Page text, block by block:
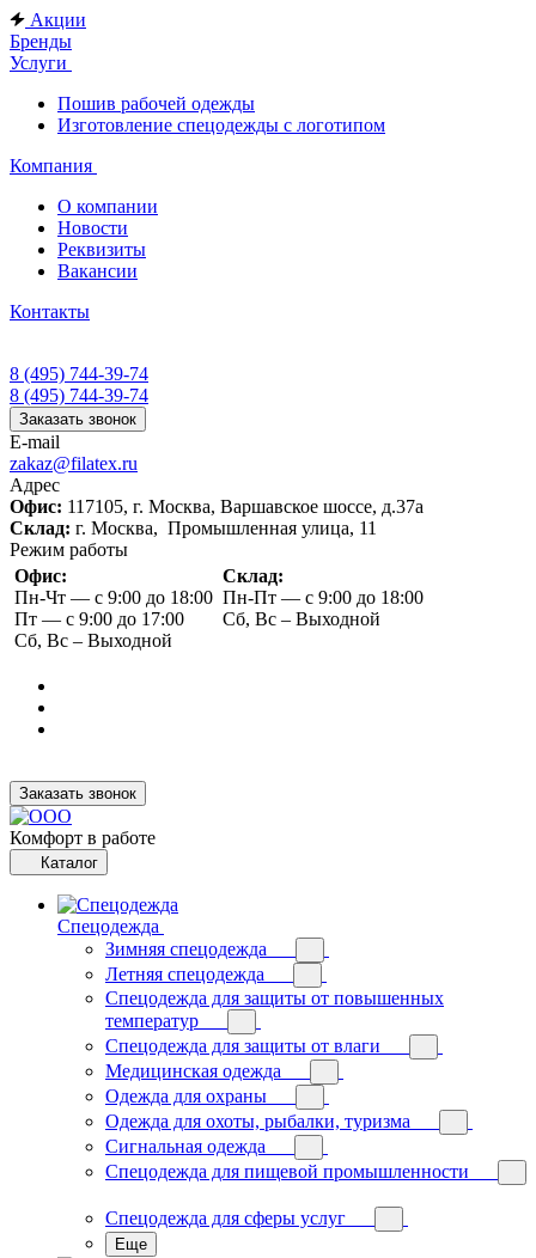
Акции
Бренды
Услуги
Пошив рабочей одежды
Изготовление спецодежды с логотипом
Компания
О компании
Новости
Реквизиты
Вакансии
Контакты
8 (495) 744-39-74
8 (495) 744-39-74
Заказать звонок
E-mail
zakaz@filatex.ru
Адрес
Офис: 117105, г. Москва, Варшавское шоссе, д.37а
Склад: г. Москва, Промышленная улица, 11
Режим работы
Офис:
Пн-Чт — с 9:00 до 18:00
Пт — с 9:00 до 17:00
Сб, Вс – Выходной
Склад:
Пн-Пт — с 9:00 до 18:00
Сб, Вс – Выходной
Заказать звонок
Комфорт в работе
Каталог
Спецодежда
Зимняя спецодежда
Летняя спецодежда
Спецодежда для защиты от повышенных
температур
Спецодежда для защиты от влаги
Медицинская одежда
Одежда для охраны
Одежда для охоты, рыбалки, туризма
Сигнальная одежда
Спецодежда для пищевой промышленности
Спецодежда для сферы услуг
Еще